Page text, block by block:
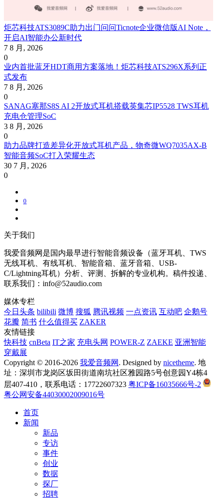
炬芯科技ATS3089C助力出门问问Ticnote企业微信版AI Note，
开启AI智能办公新时代
7 8 月, 2026
0
业内首批蓝牙HDT商用方案落地！炬芯科技ATS296X系列正
式发布
7 8 月, 2026
0
SANAG塞那S8S AI 2开放式耳机搭载英集芯IP5528 TWS耳机
充电仓管理SoC
3 8 月, 2026
0
助力品牌打造差异化开放式耳机产品，物奇微WQ7035AX-B
智能音频SoC打入荣耀生态
30 7 月, 2026
0
0
关于我们
我爱音频网是国内最早进行智能音频设备（蓝牙耳机、TWS
无线耳机、有线耳机、智能音箱、蓝牙音箱、USB-
C/Lightning耳机）分析、评测、拆解的专业机构。稿件投递、
联系我们：info@52audio.com
媒体专栏
今日头条 bilibili 微博 搜狐 腾讯视频 一点资讯 互动吧 企鹅号
花瓣 简书 什么值得买 ZAKER
友情链接
快科技 cnBeta IT之家 充电头网 POWER-Z ZAEKE 亚洲智能
穿戴展
Copyright © 2016-2026 我爱音频网 . Designed by nicetheme. 地
址：深圳市龙岗区坂田街道南坑社区雅园路5号创意园Y4栋4
层407-410，联系电话：17722607323 粤ICP备16035666号-2
粤公网安备44030002009016号
首页
新闻
新品
专访
事件
创业
数据
探厂
招聘